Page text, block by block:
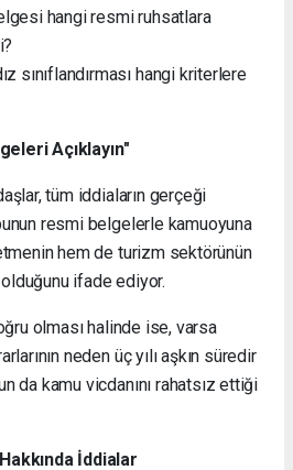
hangi resmi ruhsatlara
sınıflandırması hangi kriterlere
Açıklayın"
tüm iddiaların gerçeği
resmi belgelerle kamuoyuna
hem de turizm sektörünün
olduğunu ifade ediyor.
olması halinde ise, varsa
neden üç yılı aşkın süredir
da kamu vicdanını rahatsız ettiği
İddialar